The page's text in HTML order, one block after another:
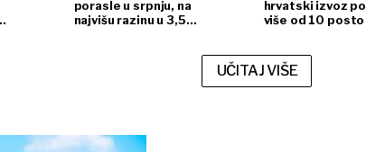
porasle u srpnju, na
najvišu razinu u 3,5
hrvatski izvoz
više od 10 posto
UČITAJ VIŠE